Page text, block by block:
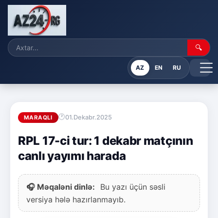
🔍
AZ EN RU
MARAQLI 01.Dekabr.2025
RPL 17-ci tur: 1 dekabr matçının
canlı yayımı harada
🎧 Məqaləni dinlə:
Bu yazı üçün səsli
versiya hələ hazırlanmayıb.